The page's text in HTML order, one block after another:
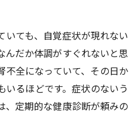
いても、自覚症状が現れない
んだか体調がすぐれないと思
不全になっていて、その日か
いるほどです。症状のないう
、定期的な健康診断が頼みの